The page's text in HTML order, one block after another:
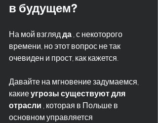
в будущем?
На мой взгляд да , с некоторого
времени, но этот вопрос не так
очевиден и прост, как кажется.
Давайте на мгновение задумаемся,
какие угрозы существуют для
отрасли , которая в Польше в
основном управляется